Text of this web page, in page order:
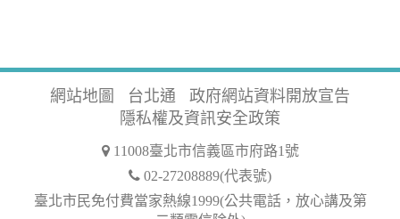
網站地圖 台北通
政府網站資料開放宣告
隱私權及資訊安全政策
11008臺北市信義區市府路1號
02-27208889(代表號)
臺北市民免付費當家熱線1999(公共電話，放心講及第